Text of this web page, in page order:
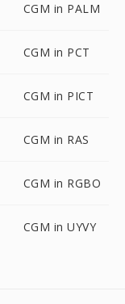
CGM in PALM
CGM in PCT
CGM in PICT
CGM in RAS
CGM in RGBO
CGM in UYVY